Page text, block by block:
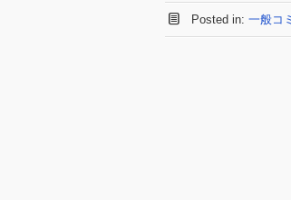
Posted in: 一般コ